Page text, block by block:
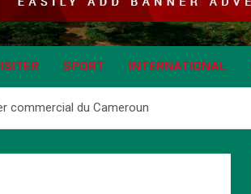
SPORT INTERNATIONAL
commercial du Cameroun